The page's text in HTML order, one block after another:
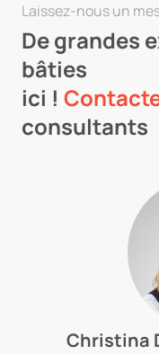
Laissez-nous un
De grandes
bâties
ici !
consultants
Christina